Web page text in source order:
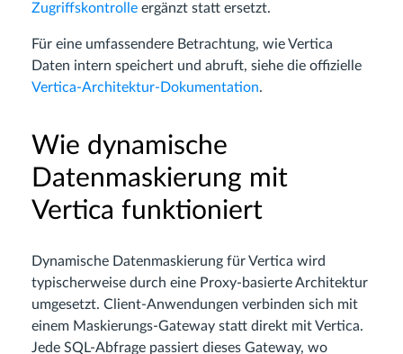
Zugriffskontrolle ergänzt statt ersetzt.
Für eine umfassendere Betrachtung, wie Vertica
Daten intern speichert und abruft, siehe die offizielle
Vertica-Architektur-Dokumentation.
Wie dynamische
Datenmaskierung mit
Vertica funktioniert
Dynamische Datenmaskierung für Vertica wird
typischerweise durch eine Proxy-basierte Architektur
umgesetzt. Client-Anwendungen verbinden sich mit
einem Maskierungs-Gateway statt direkt mit Vertica.
Jede SQL-Abfrage passiert dieses Gateway, wo